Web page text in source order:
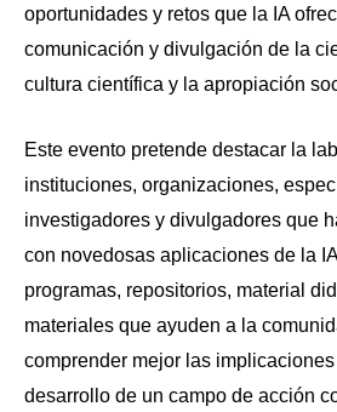
oportunidades y retos que la IA
comunicación y divulgación de la
cultura científica y la apropiación
Este evento pretende destacar la
instituciones, organizaciones,
investigadores y divulgadores que
con novedosas aplicaciones de la
programas, repositorios, material
materiales que ayuden a la
comprender mejor las
desarrollo de un campo de acción